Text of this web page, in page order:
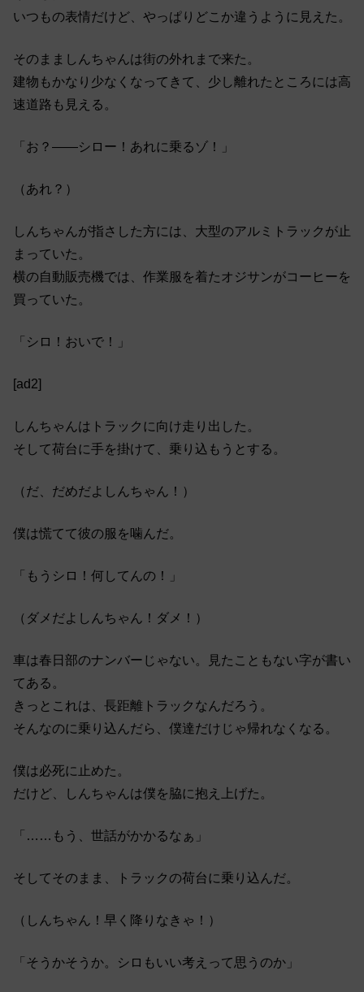
いつもの表情だけど、やっぱりどこか違うように見えた。
そのまましんちゃんは街の外れまで来た。
建物もかなり少なくなってきて、少し離れたところには高
速道路も見える。
「お？――シロー！あれに乗るゾ！」
（あれ？）
しんちゃんが指さした方には、大型のアルミトラックが止
まっていた。
横の自動販売機では、作業服を着たオジサンがコーヒーを
買っていた。
「シロ！おいで！」
[ad2]
しんちゃんはトラックに向け走り出した。
そして荷台に手を掛けて、乗り込もうとする。
（だ、だめだよしんちゃん！）
僕は慌てて彼の服を噛んだ。
「もうシロ！何してんの！」
（ダメだよしんちゃん！ダメ！）
車は春日部のナンバーじゃない。見たこともない字が書い
てある。
きっとこれは、長距離トラックなんだろう。
そんなのに乗り込んだら、僕達だけじゃ帰れなくなる。
僕は必死に止めた。
だけど、しんちゃんは僕を脇に抱え上げた。
「……もう、世話がかかるなぁ」
そしてそのまま、トラックの荷台に乗り込んだ。
（しんちゃん！早く降りなきゃ！）
「そうかそうか。シロもいい考えって思うのか」